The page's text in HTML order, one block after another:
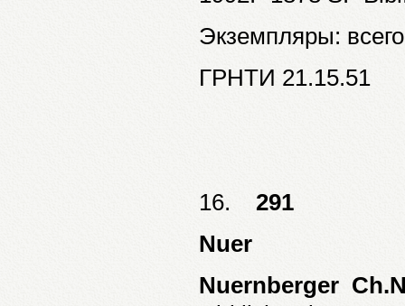
Экземпляры:
ГРНТИ 21.15.51
16. 291
Nuer
Nuernberger